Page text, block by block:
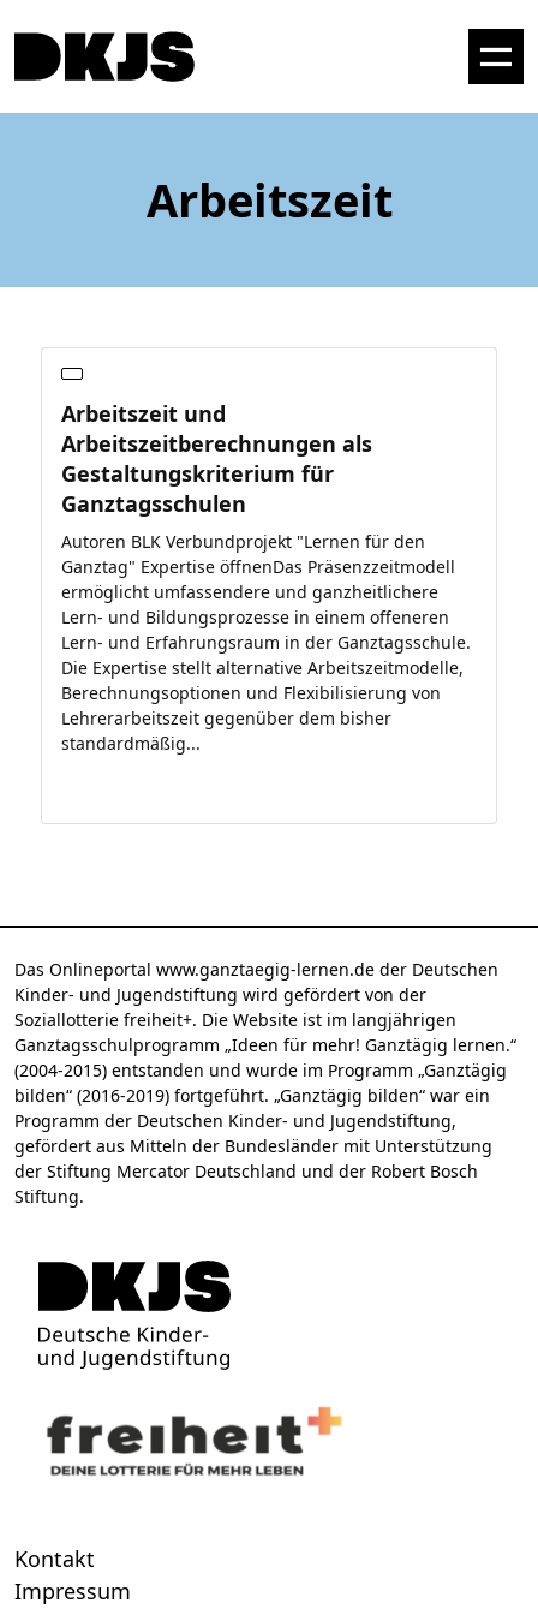
Arbeitszeit
Arbeitszeit und
Arbeitszeitberechnungen als
Gestaltungskriterium für
Ganztagsschulen
Autoren BLK Verbundprojekt "Lernen für den
Ganztag" Expertise öffnenDas Präsenzzeitmodell
ermöglicht umfassendere und ganzheitlichere
Lern- und Bildungsprozesse in einem offeneren
Lern- und Erfahrungsraum in der Ganztagsschule.
Die Expertise stellt alternative Arbeitszeitmodelle,
Berechnungsoptionen und Flexibilisierung von
Lehrerarbeitszeit gegenüber dem bisher
standardmäßig...
Das Onlineportal www.ganztaegig-lernen.de der Deutschen
Kinder- und Jugendstiftung wird gefördert von der
Soziallotterie freiheit+. Die Website ist im langjährigen
Ganztagsschulprogramm „Ideen für mehr! Ganztägig lernen.“
(2004-2015) entstanden und wurde im Programm „Ganztägig
bilden“ (2016-2019) fortgeführt. „Ganztägig bilden“ war ein
Programm der Deutschen Kinder- und Jugendstiftung,
gefördert aus Mitteln der Bundesländer mit Unterstützung
der Stiftung Mercator Deutschland und der Robert Bosch
Stiftung.
Kontakt
Impressum